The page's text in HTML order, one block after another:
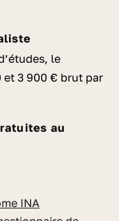
le
et 3 900 € brut par
INA